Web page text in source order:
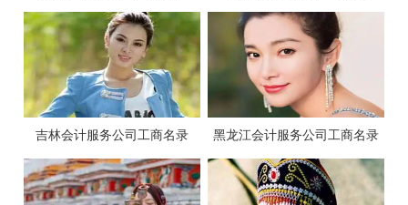
吉林会计服务公司工商名录 黑龙江会计服务公司工商名录